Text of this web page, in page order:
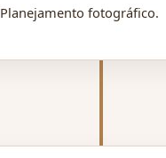
Planejamento fotográfico.